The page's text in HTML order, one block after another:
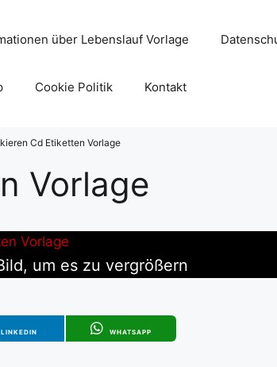
über Lebenslauf Vorlage
Cookie Politik Kontakt
Cd Etiketten Vorlage
Vorlage
um es zu vergrößern
LINKEDIN WHATSAPP